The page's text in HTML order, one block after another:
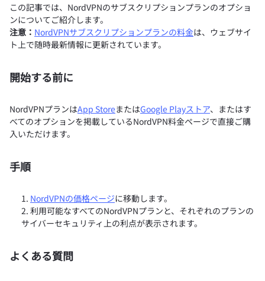
この記事では、NordVPNのサブスクリプションプランのオプショ
ンについてご紹介します。
注意： NordVPNサブスクリプションプランの料金は、ウェブサイ
ト上で随時最新情報に更新されています。
開始する前に
NordVPNプランはApp StoreまたはGoogle Playストア、またはす
べてのオプションを掲載しているNordVPN料金ページで直接ご購
入いただけます。
手順
NordVPNの価格ページに移動します。
利用可能なすべてのNordVPNプランと、それぞれのプランの
サイバーセキュリティ上の利点が表示されます。
よくある質問